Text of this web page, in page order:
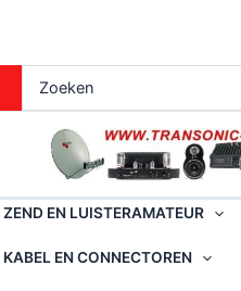
de
inhoud
naar:
ZEND EN LUISTERAMATEUR
KABEL EN CONNECTOREN